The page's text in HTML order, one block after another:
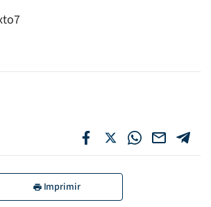
Imprimir